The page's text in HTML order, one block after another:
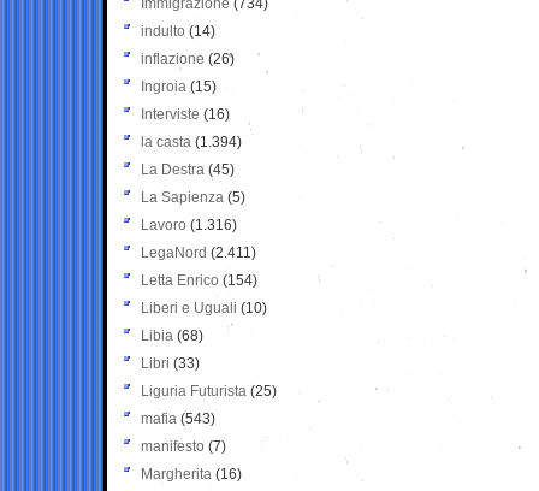
Immigrazione (734)
indulto (14)
inflazione (26)
Ingroia (15)
Interviste (16)
la casta (1.394)
La Destra (45)
La Sapienza (5)
Lavoro (1.316)
LegaNord (2.411)
Letta Enrico (154)
Liberi e Uguali (10)
Libia (68)
Libri (33)
Liguria Futurista (25)
mafia (543)
manifesto (7)
Margherita (16)